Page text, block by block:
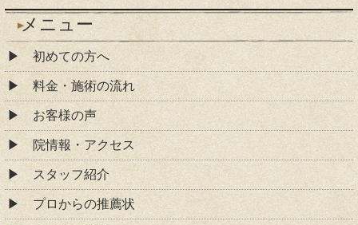
メニュー
初めての方へ
料金・施術の流れ
お客様の声
院情報・アクセス
スタッフ紹介
プロからの推薦状